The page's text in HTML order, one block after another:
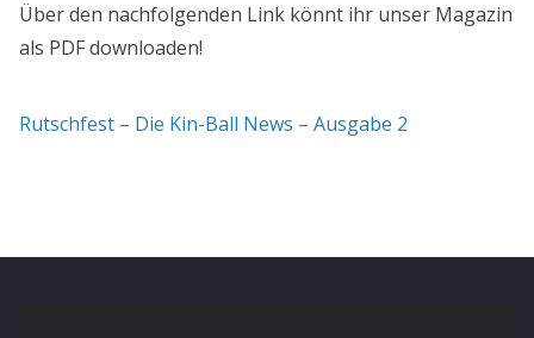
Über den nachfolgenden Link könnt ihr unser Magazin
als PDF downloaden!
Rutschfest – Die Kin-Ball News – Ausgabe 2